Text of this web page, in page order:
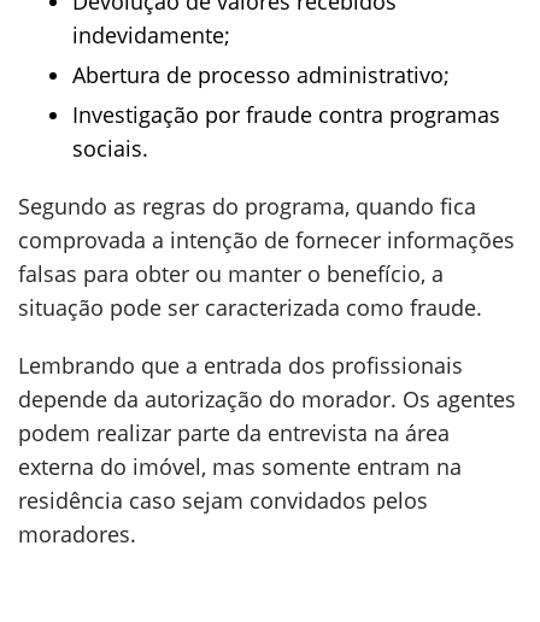
indevidamente;
Abertura de processo administrativo;
Investigação por fraude contra programas
sociais.
Segundo as regras do programa, quando fica
comprovada a intenção de fornecer informações
falsas para obter ou manter o benefício, a
situação pode ser caracterizada como fraude.
Lembrando que a entrada dos profissionais
depende da autorização do morador. Os agentes
podem realizar parte da entrevista na área
externa do imóvel, mas somente entram na
residência caso sejam convidados pelos
moradores.